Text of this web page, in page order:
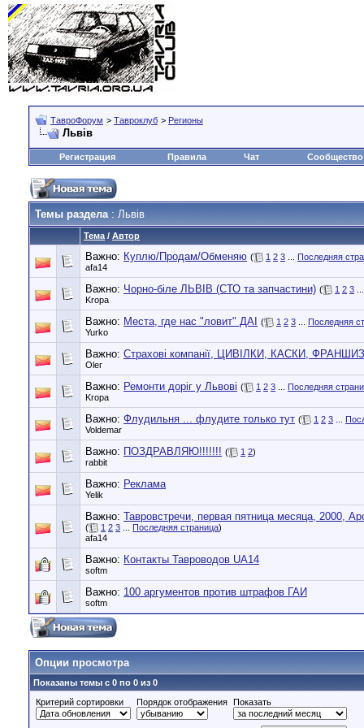
ТавроФорум > Тавроклуб > Регионы
Львiв
Регистрация Правила Чат Сообщество
Темы раздела: Львiв
Тема / Автор
Важно: Куплю/Продам/Обменяю ( 1 2 3
Последняя
afa14
Важно: Чорно-біле ЛЬВІВ (СТО та запчастини) ( 1 2 3
Kropa
Важно: Места, где нас "ловит" ДАІ ( 1 2 3
Последняя
Yurko
Важно: Страхові компанії, ЦИВІЛКИ, КАСКИ,
Oleг
Важно: Ремонти доріг у Львові ( 1 2 3
Последняя
Kropa
Важно: Флудильня ... флудите только тут ( 1 2 3
Voldemar
Важно: ПОЗДРАВЛЯЮ!!!!!!! ( 1 2)
rabbit
Важно: Реклама
Yelik
Важно: Тавровстречи, первая пятница месяца, 2000,
( 1 2 3 Последняя страница)
afa14
Важно: Контакты Тавроводов UA14
softm
Важно: 100 аргументов против штрафов ГАИ
softm
Опции просмотра
Показаны темы с 0 по 0 из 0
Критерий сортировки
Порядок отображения Показать